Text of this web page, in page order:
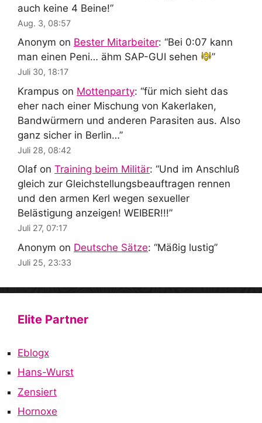
auch keine 4 Beine!”
Aug. 3, 08:57
Anonym on Bester Mitarbeiter: “Bei 0:07 kann
man einen Peni… ähm SAP-GUI sehen
”
Juli 30, 18:17
Krampus on Mottenparty: “für mich sieht das
eher nach einer Mischung von Kakerlaken,
Bandwürmern und anderen Parasiten aus. Also
ganz sicher in Berlin…”
Juli 28, 08:42
Olaf on Training beim Militär: “Und im Anschluß
gleich zur Gleichstellungsbeauftragen rennen
und den armen Kerl wegen sexueller
Belästigung anzeigen! WEIBER!!!”
Juli 27, 07:17
Anonym on Deutsche Sätze: “Mäßig lustig”
Juli 25, 23:33
Elite Partner
Eblogx
Hans-Wurst
Zensiert
Hornoxe